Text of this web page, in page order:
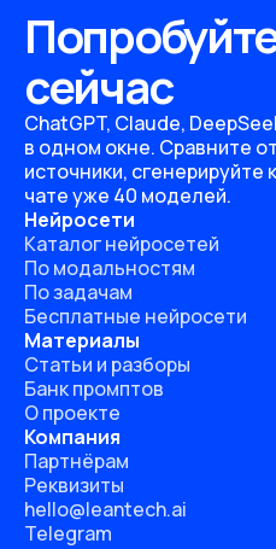
сейчас
ChatGPT, Claude,
в одном окне. Сравните
источники, сгенерируйте
чате уже 40 моделей.
Нейросети
Каталог нейросетей
По модальностям
По задачам
Бесплатные нейросети
Материалы
Статьи и разборы
Банк промптов
О проекте
Компания
Партнёрам
Реквизиты
hello@leantech.ai
Telegram